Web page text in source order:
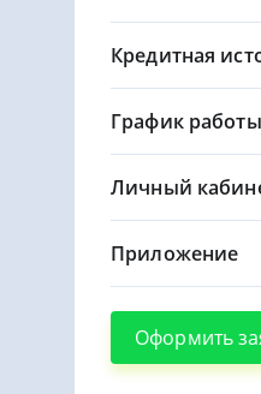
Кредитная
График работы
Личный
Приложение
Оформить